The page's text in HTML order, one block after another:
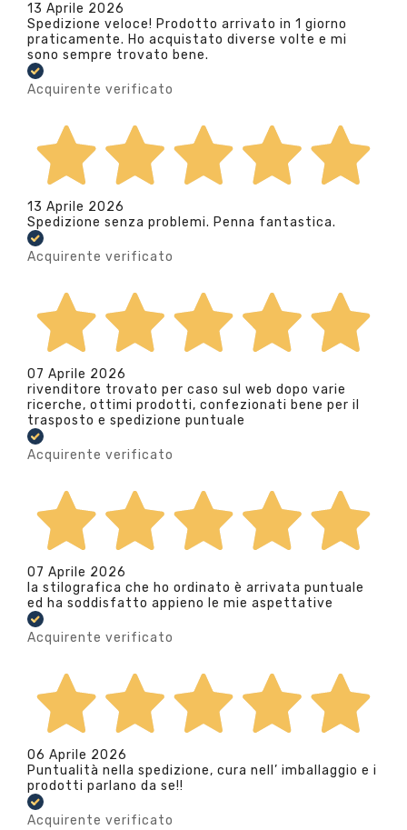
13 Aprile 2026
Spedizione veloce! Prodotto arrivato in 1 giorno
praticamente. Ho acquistato diverse volte e mi
sono sempre trovato bene.
Acquirente verificato
13 Aprile 2026
Spedizione senza problemi. Penna fantastica.
Acquirente verificato
07 Aprile 2026
rivenditore trovato per caso sul web dopo varie
ricerche, ottimi prodotti, confezionati bene per il
trasposto e spedizione puntuale
Acquirente verificato
07 Aprile 2026
la stilografica che ho ordinato è arrivata puntuale
ed ha soddisfatto appieno le mie aspettative
Acquirente verificato
06 Aprile 2026
Puntualità nella spedizione, cura nell’ imballaggio e i
prodotti parlano da se!!
Acquirente verificato